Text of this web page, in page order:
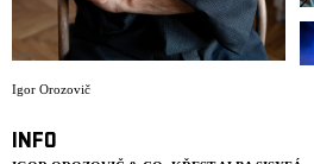
Igor Orozovič
INFO